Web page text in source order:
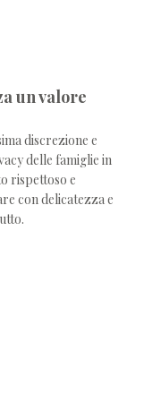
un valore
discrezione e
delle famiglie in
rispettoso e
con delicatezza e